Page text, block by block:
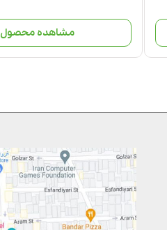
مشاهده محصول